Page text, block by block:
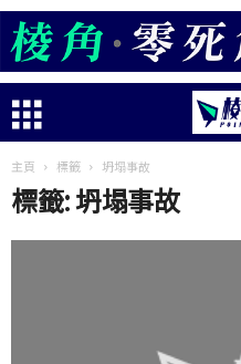
主頁 標籤 坍塌事故
標籤: 坍塌事故